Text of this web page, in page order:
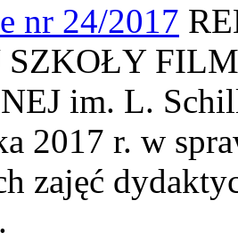
nr 24/2017
SZKOŁY
im. L.
2017 r. w
zajęć